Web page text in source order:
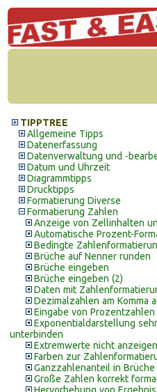
TIPPTREE
Allgemeine Tipps
Datenerfassung
Datenverwaltung und -
Datum und Uhrzeit
Diagrammtipps
Drucktipps
Formatierung Diverse
Formatierung Zahlen
Anzeige von Zellinhalten
Automatische Prozent-
Bedingte
Brüche auf Nenner runden
Brüche eingeben
Brüche eingeben (2)
Daten mit
Dezimalzahlen am Komma
Eingabe von Prozentzahlen
Exponentialdarstellung
unterbinden
Extremwerte nicht anzeigen
Farben zur
Ganzzahlenanteil in
Große Zahlen korrekt